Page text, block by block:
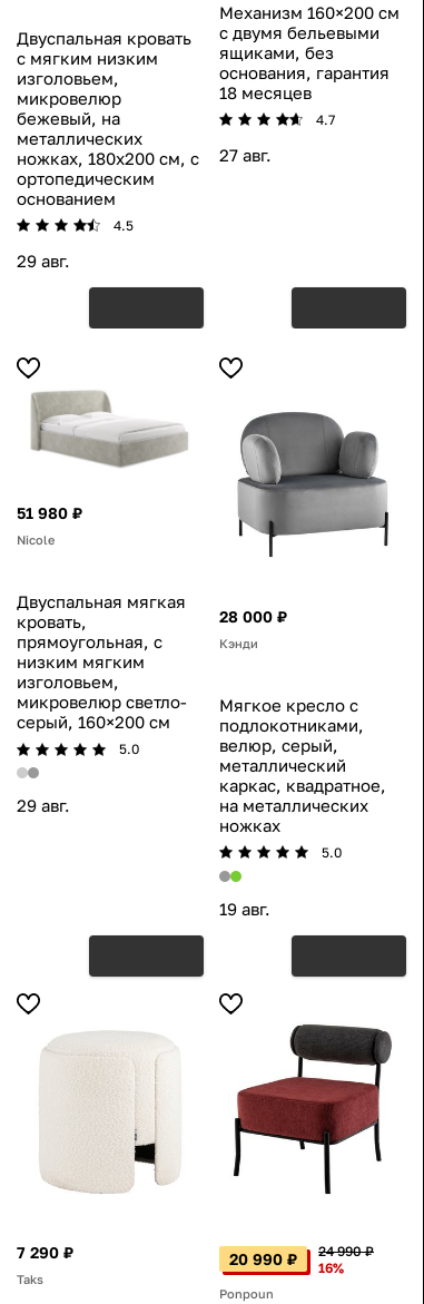
Двуспальная кровать
с мягким низким
изголовьем,
микровелюр
бежевый, на
металлических
ножках, 180х200 см, с
ортопедическим
основанием
4.5
29 авг.
Механизм 160×200 см
с двумя бельевыми
ящиками, без
основания, гарантия
18 месяцев
4.7
27 авг.
51 980 ₽
Nicole
Двуспальная мягкая
кровать,
прямоугольная, с
низким мягким
изголовьем,
микровелюр светло-
серый, 160×200 см
5.0
29 авг.
28 000 ₽
Кэнди
Мягкое кресло с
подлокотниками,
велюр, серый,
металлический
каркас, квадратное,
на металлических
ножках
5.0
19 авг.
7 290 ₽
Taks
20 990 ₽
24 990 ₽
16%
Ponpoun